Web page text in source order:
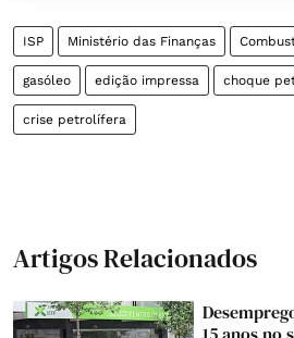
ISP Ministério das Finanças
gasóleo edição impressa choque
crise petrolífera
Artigos Relacionados
15 anos no